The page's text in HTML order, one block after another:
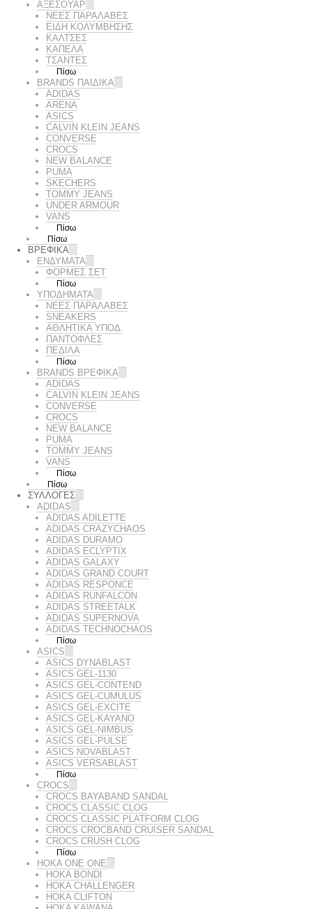
ΑΞΕΣΟΥΑΡ
ΝΕΕΣ ΠΑΡΑΛΑΒΕΣ
ΕΙΔΗ ΚΟΛΥΜΒΗΣΗΣ
ΚΑΛΤΣΕΣ
ΚΑΠΕΛΑ
ΤΣΑΝΤΕΣ
Πίσω
BRANDS ΠΑΙΔΙΚΆ
ADIDAS
ARENA
ASICS
CALVIN KLEIN JEANS
CONVERSE
CROCS
NEW BALANCE
PUMA
SKECHERS
TOMMY JEANS
UNDER ARMOUR
VANS
Πίσω
Πίσω
ΒΡΕΦΙΚΑ
ΕΝΔΥΜΑΤΑ
ΦΟΡΜΕΣ ΣΕΤ
Πίσω
ΥΠΟΔΗΜΑΤΑ
ΝΕΕΣ ΠΑΡΑΛΑΒΕΣ
SNEAKERS
ΑΘΛΗΤΙΚΑ ΥΠΟΔ.
ΠΑΝΤΟΦΛΕΣ
ΠΕΔΙΛΑ
Πίσω
BRANDS ΒΡΕΦΙΚΆ
ADIDAS
CALVIN KLEIN JEANS
CONVERSE
CROCS
NEW BALANCE
PUMA
TOMMY JEANS
VANS
Πίσω
Πίσω
ΣΥΛΛΟΓΕΣ
ADIDAS
ADIDAS ADILETTE
ADIDAS CRAZYCHAOS
ADIDAS DURAMO
ADIDAS ECLYPTIX
ADIDAS GALAXY
ADIDAS GRAND COURT
ADIDAS RESPONCE
ADIDAS RUNFALCON
ADIDAS STREETALK
ADIDAS SUPERNOVA
ADIDAS TECHNOCHAOS
Πίσω
ASICS
ASICS DYNABLAST
ASICS GEL-1130
ASICS GEL-CONTEND
ASICS GEL-CUMULUS
ASICS GEL-EXCITE
ASICS GEL-KAYANO
ASICS GEL-NIMBUS
ASICS GEL-PULSE
ASICS NOVABLAST
ASICS VERSABLAST
Πίσω
CROCS
CROCS BAYABAND SANDAL
CROCS CLASSIC CLOG
CROCS CLASSIC PLATFORM CLOG
CROCS CROCBAND CRUISER SANDAL
CROCS CRUSH CLOG
Πίσω
HOKA ONE ONE
HOKA BONDI
HOKA CHALLENGER
HOKA CLIFTON